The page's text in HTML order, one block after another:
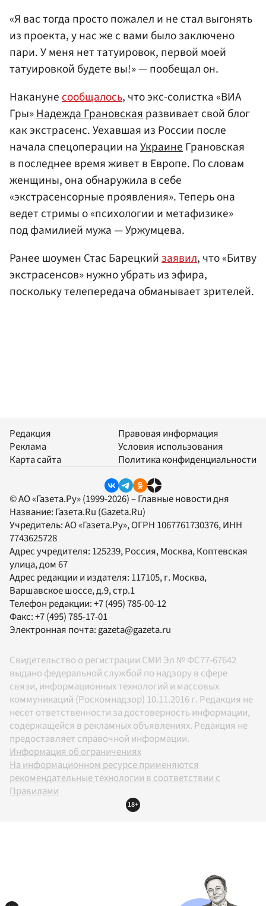
«Я вас тогда просто пожалел и не стал выгонять
из проекта, у нас же с вами было заключено
пари. У меня нет татуировок, первой моей
татуировкой будете вы!» — пообещал он.
Наканунесообщалось, что экс-солистка «ВИА
Гры»Надежда Грановскаяразвивает свой блог
как экстрасенс. Уехавшая из России после
начала спецоперации наУкраинеГрановская
в последнее время живет в Европе. По словам
женщины, она обнаружила в себе
«экстрасенсорные проявления». Теперь она
ведет стримы о «психологии и метафизике»
под фамилией мужа — Уржумцева.
Ранее шоумен Стас Барецкийзаявил, что «Битву
экстрасенсов» нужно убрать из эфира,
поскольку телепередача обманывает зрителей.
Редакция
Реклама
Карта сайта
Правовая информация
Условия использования
Политика конфиденциальности
© АО «Газета.Ру» (1999-2026) – Главные новости дня
Название: Газета.Ru (Gazeta.Ru)
Учредитель:АО «Газета.Ру», ОГРН 1067761730376, ИНН
7743625728
Адрес учредителя: 125239, Россия, Москва, Коптевская
улица, дом 67
Адрес редакции и издателя: 117105, г. Москва,
Варшавское шоссе, д.9, стр.1
Телефон редакции:+7 (495) 785-00-12
Факс:+7 (495) 785-17-01
Электронная почта:gazeta@gazeta.ru
Свидетельство о регистрации СМИ Эл № ФС77-67642
выдано федеральной службой по надзору в сфере
связи, информационных технологий и массовых
коммуникаций (Роскомнадзор) 10.11.2016 г. Редакция не
несет ответственности за достоверность информации,
содержащейся в рекламных объявлениях. Редакция не
предоставляет справочной информации.
Информация об ограничениях
На информационном ресурсе применяются
рекомендательные технологии в соответствии с
Правилами
18+